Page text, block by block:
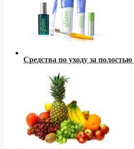
Средства по уходу за полостью